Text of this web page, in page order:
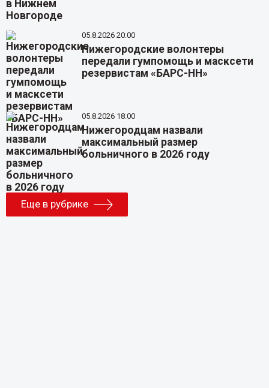
05.8.2026 20:00
Нижегородские волонтеры
передали гумпомощь и масксети
резервистам «БАРС-НН»
05.8.2026 18:00
Нижегородцам назвали
максимальный размер
больничного в 2026 году
Еще в рубрике